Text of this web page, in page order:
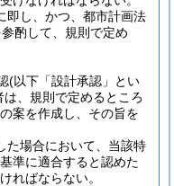
即し、かつ、都市計画法
酌して、規則で定め
(以下「設計承認」とい
、規則で定めるところ
案を作成し、その旨を
た場合において、当該特
準に適合すると認めた
ればならない。